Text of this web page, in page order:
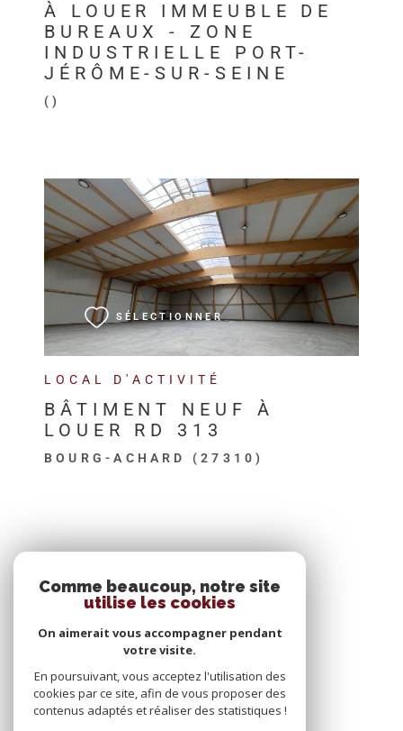
À LOUER IMMEUBLE DE
BUREAUX - ZONE
INDUSTRIELLE PORT-
JÉRÔME-SUR-SEINE
()
LOCAL D'ACTIVITÉ
BÂTIMENT NEUF À
LOUER RD 313
BOURG-ACHARD (27310)
SÉLECTIONNER
VOIR LE BIEN
Comme beaucoup, notre site
utilise les cookies
On aimerait vous accompagner pendant
votre visite.
En poursuivant, vous acceptez l'utilisation des
cookies par ce site, afin de vous proposer des
contenus adaptés et réaliser des statistiques !